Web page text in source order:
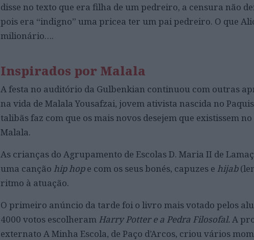
disse no texto que era filha de um pedreiro, a censura não
pois era “indigno” uma pricea ter um pai pedreiro. O que
milionário….
Inspirados por Malala
A festa no auditório da Gulbenkian continuou com outras
na vida de Malala Yousafzai, jovem ativista nascida no
talibãs faz com que os mais novos desejem que existissem
Malala.
As crianças do Agrupamento de Escolas D. Maria II de
uma canção hip hope com os seus bonés, capuzes e hijab
ritmo à atuação.
O primeiro anúncio da tarde foi o livro mais votado pelos
4000 votos escolheram Harry Potter e a Pedra Filosofal.A
externato A Minha Escola, de Paço d’Arcos, criou vários